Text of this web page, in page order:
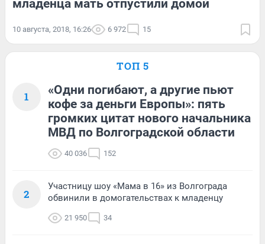
младенца мать отпустили домой
10 августа, 2018, 16:26 6 972 15
ТОП 5
1
«Одни погибают, а другие пьют
кофе за деньги Европы»: пять
громких цитат нового начальника
МВД по Волгоградской области
40 036 152
2
Участницу шоу «Мама в 16» из Волгограда
обвинили в домогательствах к младенцу
21 950 34